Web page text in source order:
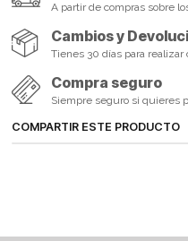
A partir de compras sobre
Cambios y
Tienes 30 días para
Compra seguro
Siempre seguro si quieres
COMPARTIR ESTE PRODUCTO